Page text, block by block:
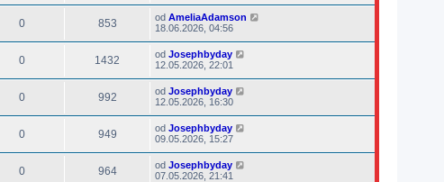
0 853 od AmeliaAdamson
18.06.2026, 04:56
0 1432 od Josephbyday
12.05.2026, 22:01
0 992 od Josephbyday
12.05.2026, 16:30
0 949 od Josephbyday
09.05.2026, 15:27
0 964 od Josephbyday
07.05.2026, 21:41